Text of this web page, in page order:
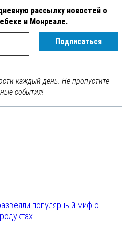
рассылку новостей о
и Монреале.
каждый день. Не пропустите
события!
популярный миф о